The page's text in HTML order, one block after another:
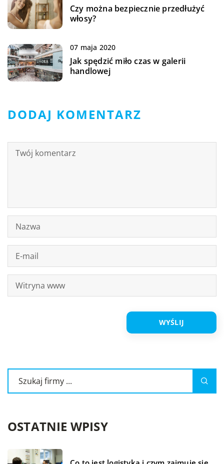
Czy można bezpiecznie przedłużyć
włosy?
07 maja 2020
Jak spędzić miło czas w galerii
handlowej
DODAJ KOMENTARZ
OSTATNIE WPISY